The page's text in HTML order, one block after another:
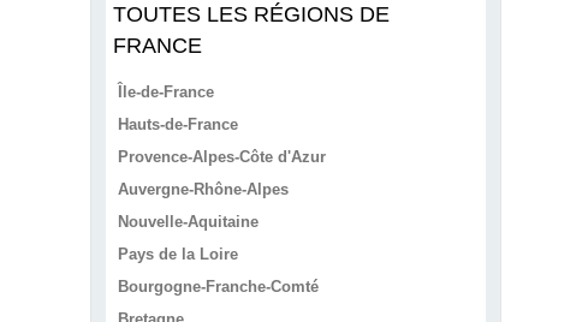
TOUTES LES RÉGIONS DE
FRANCE
Île-de-France
Hauts-de-France
Provence-Alpes-Côte d'Azur
Auvergne-Rhône-Alpes
Nouvelle-Aquitaine
Pays de la Loire
Bourgogne-Franche-Comté